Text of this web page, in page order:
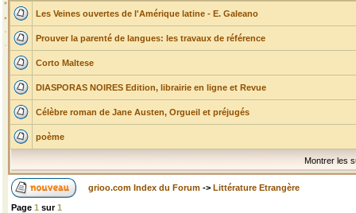
Les Veines ouvertes de l'Amérique latine - E. Galeano
Prouver la parenté de langues: les travaux de référence
Corto Maltese
DIASPORAS NOIRES Edition, librairie en ligne et Revue
Célèbre roman de Jane Austen, Orgueil et préjugés
poème
Montrer les
grioo.com Index du Forum -> Littérature Etrangère
Page 1 sur1